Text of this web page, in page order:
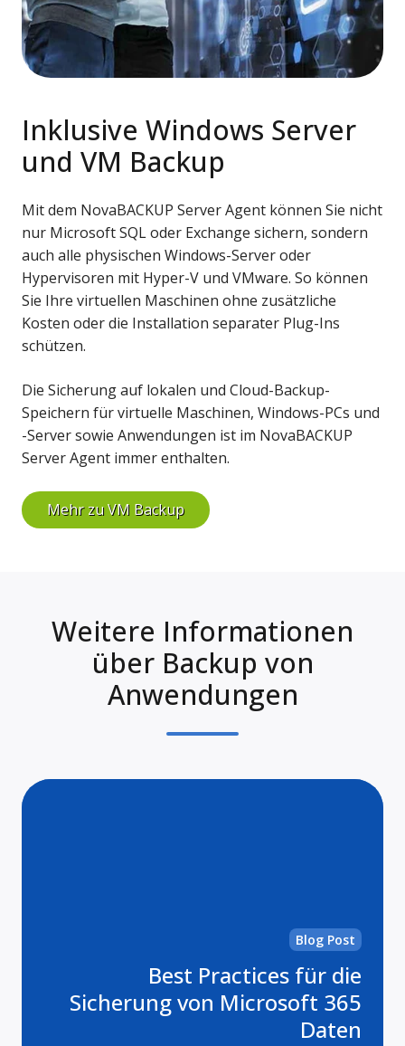
Inklusive Windows Server
und VM Backup
Mit dem NovaBACKUP Server Agent können Sie nicht
nur Microsoft SQL oder Exchange sichern, sondern
auch alle physischen Windows-Server oder
Hypervisoren mit Hyper-V und VMware. So können
Sie Ihre virtuellen Maschinen ohne zusätzliche
Kosten oder die Installation separater Plug-Ins
schützen.
Die Sicherung auf lokalen und Cloud-Backup-
Speichern für virtuelle Maschinen, Windows-PCs und
-Server sowie Anwendungen ist im NovaBACKUP
Server Agent immer enthalten.
Mehr zu VM Backup
Weitere Informationen
über Backup von
Anwendungen
Blog Post
Best Practices für die
Sicherung von Microsoft 365
Daten